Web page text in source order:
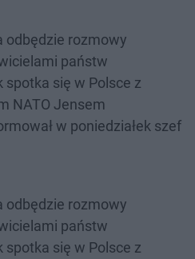
odbędzie rozmowy
państw
się w Polsce z
NATO Jensem
w poniedziałek szef
odbędzie rozmowy
państw
się w Polsce z